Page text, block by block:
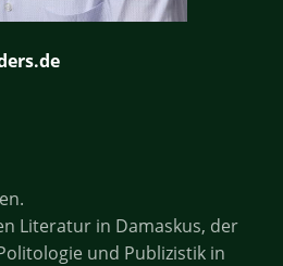
Literatur in Damaskus, der
und Publizistik in